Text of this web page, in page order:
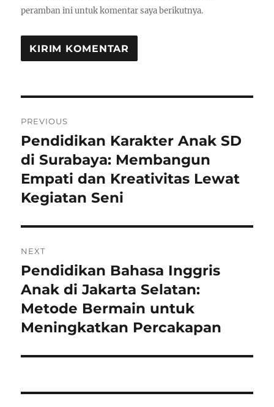
peramban ini untuk komentar saya berikutnya.
pos
PREVIOUS
Previous
post:
Pendidikan Karakter Anak SD
di Surabaya: Membangun
Empati dan Kreativitas Lewat
Kegiatan Seni
NEXT
Next
post:
Pendidikan Bahasa Inggris
Anak di Jakarta Selatan:
Metode Bermain untuk
Meningkatkan Percakapan